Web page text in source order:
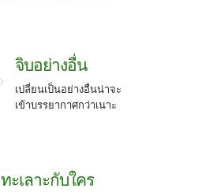
จิบอย่างอื่น
เปลี่ยนเป็นอย่างอื่นน่าจะ
เข้าบรรยากาศกว่าเนาะ
ทะเลาะกับใคร